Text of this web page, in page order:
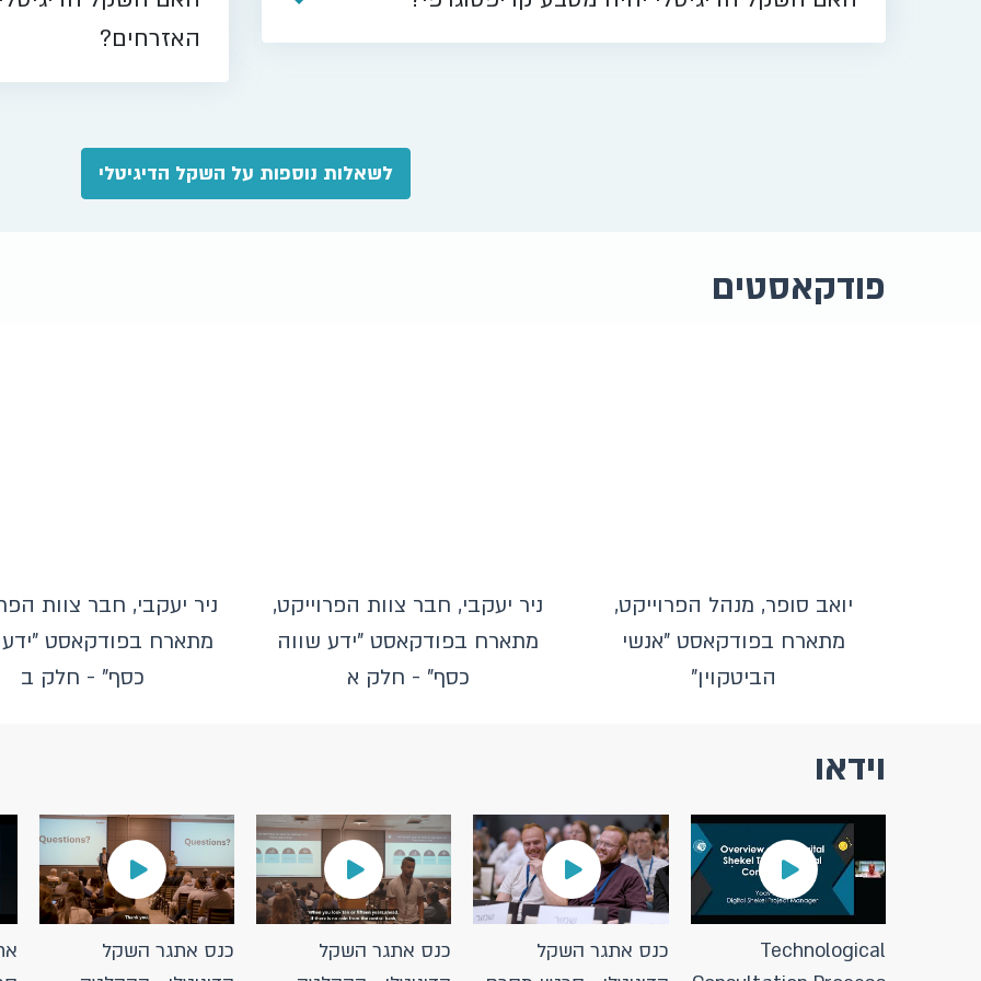
2023
בנק
הדוח
לאפשר
03/2023
האזרחים?
לשאלות נוספות על השקל הדיגיטלי
פודקאסטים
יואב סופר, מנהל הפרוייקט,
מתארח בפודקאסט "אנשי
הביטקוין"
ניר יעקבי, חבר צוות הפרוייקט,
מתארח בפודקאסט "ידע שווה
כסף" - חלק א
ניר יעקבי, חבר צוות
מתארח בפודקאסט "ידע
כסף" - חלק ב
וידאו
Technological
כנס אתגר השקל
כנס אתגר השקל
כנס אתגר השקל